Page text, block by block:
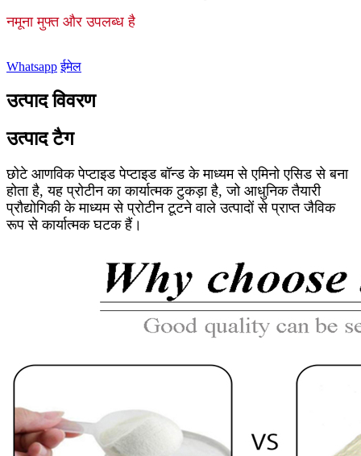
नमूना मुफ्त और उपलब्ध है
Whatsapp ईमेल
उत्पाद विवरण
उत्पाद टैग
छोटे आणविक पेप्टाइड पेप्टाइड बॉन्ड के माध्यम से एमिनो एसिड से बना
होता है, यह प्रोटीन का कार्यात्मक टुकड़ा है, जो आधुनिक तैयारी
प्रौद्योगिकी के माध्यम से प्रोटीन टूटने वाले उत्पादों से प्राप्त जैविक
रूप से कार्यात्मक घटक हैं।